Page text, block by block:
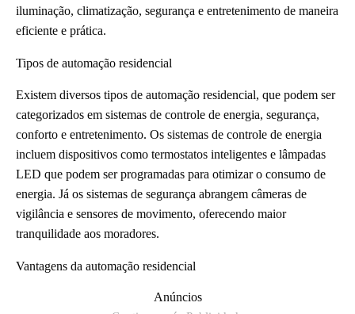
iluminação, climatização, segurança e entretenimento de maneira
eficiente e prática.
Tipos de automação residencial
Existem diversos tipos de automação residencial, que podem ser
categorizados em sistemas de controle de energia, segurança,
conforto e entretenimento. Os sistemas de controle de energia
incluem dispositivos como termostatos inteligentes e lâmpadas
LED que podem ser programadas para otimizar o consumo de
energia. Já os sistemas de segurança abrangem câmeras de
vigilância e sensores de movimento, oferecendo maior
tranquilidade aos moradores.
Vantagens da automação residencial
Anúncios